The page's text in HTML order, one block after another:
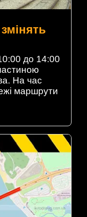
до 14:00
На час
маршрути